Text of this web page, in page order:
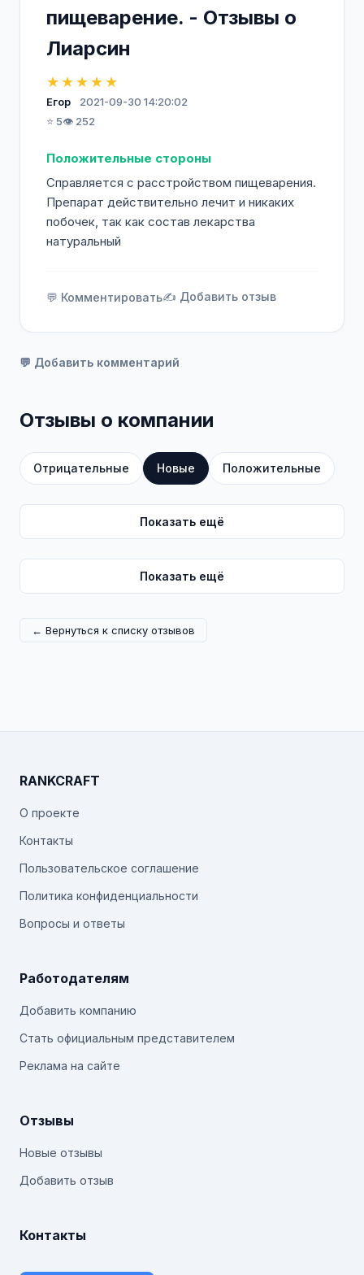
пищеварение. - Отзывы о
Лиарсин
★★★★★
Егор
2021-09-30 14:20:02
⭐ 5👁️ 252
Положительные стороны
Справляется с расстройством пищеварения.
Препарат действительно лечит и никаких
побочек, так как состав лекарства
натуральный
💬 Комментировать✍️ Добавить отзыв
💬 Добавить комментарий
Отзывы о компании
Отрицательные Новые Положительные
Показать ещё
Показать ещё
← Вернуться к списку отзывов
RANKCRAFT
О проекте
Контакты
Пользовательское соглашение
Политика конфиденциальности
Вопросы и ответы
Работодателям
Добавить компанию
Стать официальным представителем
Реклама на сайте
Отзывы
Новые отзывы
Добавить отзыв
Контакты